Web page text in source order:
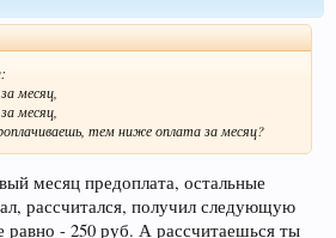
месяц,
месяц,
тем ниже оплата за месяц?
месяц предоплата, остальные
рассчитался, получил следующую
равно - 250 руб. А рассчитаешься ты